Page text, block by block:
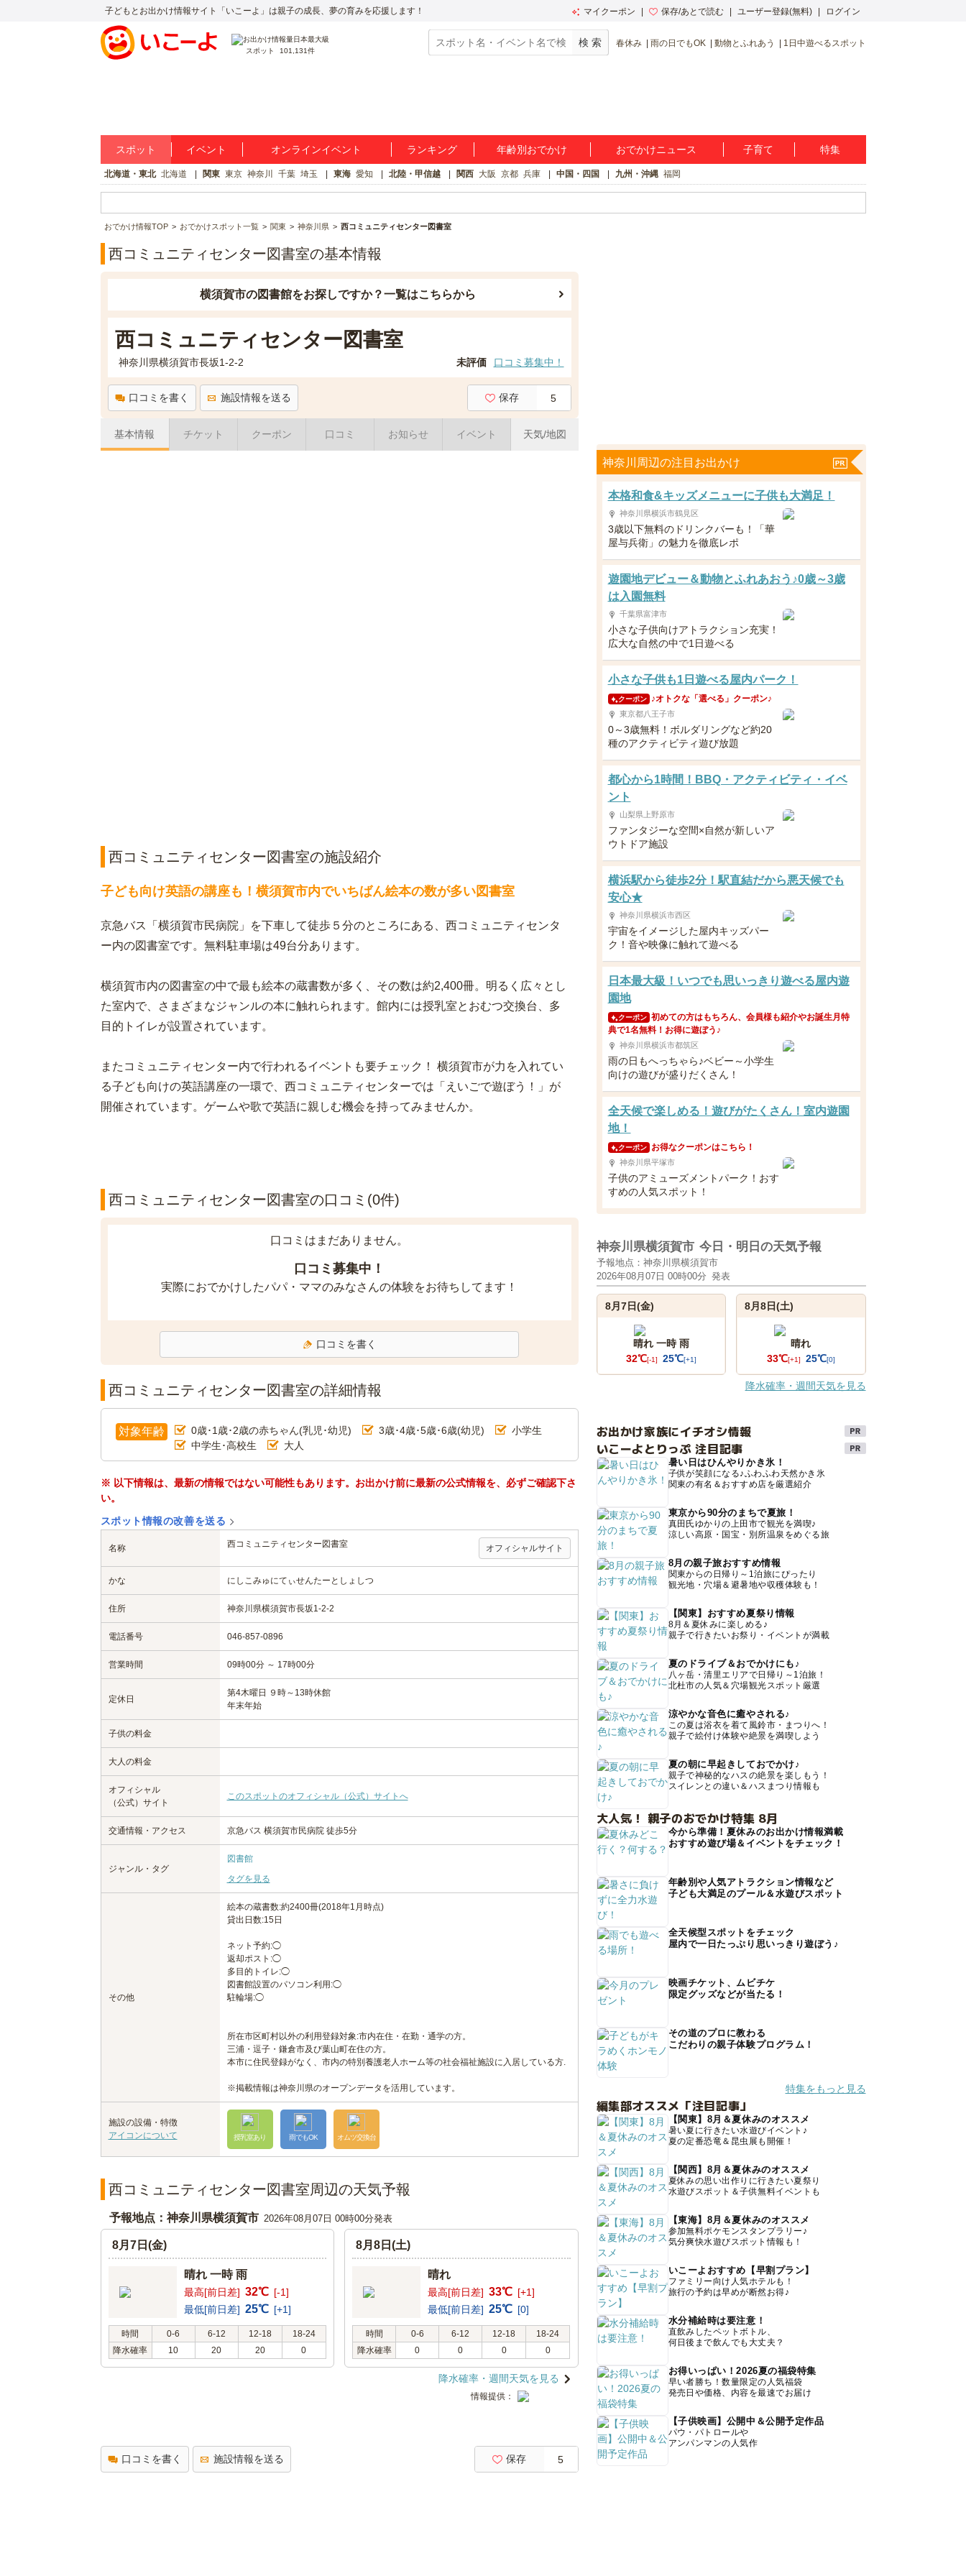
子どもとお出かけ情報サイト「いこーよ」は親子の成長、夢の育みを応援します！ マイクーポン 保存/あとで読む ユーザー登録(無料) ログイン
スポット 101,131件
春休み 雨の日でもOK 動物とふれあう 1日中遊べるスポット
スポット イベント オンラインイベント ランキング 年齢別おでかけ おでかけニュース 子育て 特集
北海道・東北 北海道 関東 東京 神奈川 千葉 埼玉 東海 愛知 北陸・甲信越 関西 大阪 京都 兵庫 中国・四国 九州・沖縄 福岡
おでかけ情報TOP おでかけスポット一覧 関東 神奈川県 西コミュニティセンター図書室
西コミュニティセンター図書室の基本情報
横須賀市の図書館をお探しですか？一覧はこちらから
西コミュニティセンター図書室
神奈川県横須賀市長坂1-2-2 未評価 口コミ募集中！
口コミを書く 施設情報を送る 保存 5
基本情報 チケット クーポン 口コミ お知らせ イベント 天気/地図
西コミュニティセンター図書室の施設紹介
子ども向け英語の講座も！横須賀市内でいちばん絵本の数が多い図書室
京急バス「横須賀市民病院」を下車して徒歩５分のところにある、西コミュニティセンタ
ー内の図書室です。無料駐車場は49台分あります。
横須賀市内の図書室の中で最も絵本の蔵書数が多く、その数は約2,400冊。明るく広々とし
た室内で、さまざまなジャンルの本に触れられます。館内には授乳室とおむつ交換台、多
目的トイレが設置されています。
またコミュニティセンター内で行われるイベントも要チェック！ 横須賀市が力を入れてい
る子ども向けの英語講座の一環で、西コミュニティセンターでは「えいごで遊ぼう！」が
開催されています。ゲームや歌で英語に親しむ機会を持ってみませんか。
西コミュニティセンター図書室の口コミ(0件)
口コミはまだありません。
口コミ募集中！
実際におでかけしたパパ・ママのみなさんの体験をお待ちしてます！
口コミを書く
西コミュニティセンター図書室の詳細情報
対象年齢 0歳･1歳･2歳の赤ちゃん(乳児･幼児) 3歳･4歳･5歳･6歳(幼児)
小学生
中学生･高校生
大人
※ 以下情報は、最新の情報ではない可能性もあります。お出かけ前に最新の公式情報を、必ずご確認下さ
い。
スポット情報の改善を送る
名称 西コミュニティセンター図書室 オフィシャルサイト
かな にしこみゅにてぃせんたーとしょしつ
住所 神奈川県横須賀市長坂1-2-2
電話番号 046-857-0896
営業時間 09時00分 ～ 17時00分
定休日
第4木曜日 ９時～13時休館
年末年始
子供の料金
大人の料金
オフィシャル
（公式）サイト
このスポットのオフィシャル（公式）サイトへ
交通情報・アクセス 京急バス 横須賀市民病院 徒歩5分
ジャンル・タグ
図書館
タグを見る
その他
絵本の蔵書数:約2400冊(2018年1月時点)
貸出日数:15日
ネット予約:◯
返却ポスト:◯
多目的トイレ:◯
図書館設置のパソコン利用:◯
駐輪場:◯
所在市区町村以外の利用登録対象:市内在住・在勤・通学の方。
三浦・逗子・鎌倉市及び葉山町在住の方。
本市に住民登録がなく、市内の特別養護老人ホーム等の社会福祉施設に入居している方.
※掲載情報は神奈川県のオープンデータを活用しています。
施設の設備・特徴
アイコンについて
授乳室あり 雨でもOK オムツ交換台
西コミュニティセンター図書室周辺の天気予報
予報地点：神奈川県横須賀市 2026年08月07日 00時00分発表
8月7日(金)
晴れ 一時 雨
最高[前日差] 32℃ [-1]
最低[前日差] 25℃ [+1]
時間 0-6 6-12 12-18
18-24
降水確率
10 20 20 0
8月8日(土)
晴れ
最高[前日差] 33℃ [+1]
最低[前日差] 25℃ [0]
時間 0-6 6-12 12-18
18-24
降水確率
0 0 0 0
降水確率・週間天気を見る
情報提供：
口コミを書く 施設情報を送る 保存 5
神奈川周辺の注目お出かけ
本格和食&キッズメニューに子供も大満足！
神奈川県横浜市鶴見区
3歳以下無料のドリンクバーも！「華
屋与兵衛」の魅力を徹底レポ
遊園地デビュー＆動物とふれあおう♪0歳～3歳
は入園無料
千葉県富津市
小さな子供向けアトラクション充実！
広大な自然の中で1日遊べる
小さな子供も1日遊べる屋内パーク！
クーポン ♪オトクな「選べる」クーポン♪
東京都八王子市
0～3歳無料！ボルダリングなど約20
種のアクティビティ遊び放題
都心から1時間！BBQ・アクティビティ・イベ
ント
山梨県上野原市
ファンタジーな空間×自然が新しいア
ウトドア施設
横浜駅から徒歩2分！駅直結だから悪天候でも
安心★
神奈川県横浜市西区
宇宙をイメージした屋内キッズパー
ク！音や映像に触れて遊べる
日本最大級！いつでも思いっきり遊べる屋内遊
園地
クーポン 初めての方はもちろん、会員様も紹介やお誕生月特
典で1名無料！お得に遊ぼう♪
神奈川県横浜市都筑区
雨の日もへっちゃら♪ベビー～小学生
向けの遊びが盛りだくさん！
全天候で楽しめる！遊びがたくさん！室内遊園
地！
クーポン お得なクーポンはこちら！
神奈川県平塚市
子供のアミューズメントパーク！おす
すめの人気スポット！
神奈川県横須賀市 今日・明日の天気予報
予報地点：神奈川県横須賀市
2026年08月07日 00時00分 発表
8月7日(金)
晴れ 一時 雨
32℃[-1] 25℃[+1]
8月8日(土)
晴れ
33℃[+1] 25℃[0]
降水確率・週間天気を見る
お出かけ家族にイチオシ情報
いこーよとりっぷ 注目記事
暑い日はひんやりかき氷！
子供が笑顔になる♪ふわふわ天然かき氷
関東の有名＆おすすめ店を厳選紹介
東京から90分のまちで夏旅！
真田氏ゆかりの上田市で観光を満喫♪
涼しい高原・国宝・別所温泉をめぐる旅
8月の親子旅おすすめ情報
関東からの日帰り～1泊旅にぴったり
観光地・穴場＆避暑地や収穫体験も！
【関東】おすすめ夏祭り情報
8月＆夏休みに楽しめる♪
親子で行きたいお祭り・イベントが満載
夏のドライブ＆おでかけにも♪
八ヶ岳・清里エリアで日帰り～1泊旅！
北杜市の人気＆穴場観光スポット厳選
涼やかな音色に癒やされる♪
この夏は浴衣を着て風鈴市・まつりへ！
親子で絵付け体験や絶景を満喫しよう
夏の朝に早起きしておでかけ♪
親子で神秘的なハスの絶景を楽しもう！
スイレンとの違い＆ハスまつり情報も
大人気！ 親子のおでかけ特集 8月
今から準備！夏休みのお出かけ情報満載
おすすめ遊び場＆イベントをチェック！
年齢別や人気アトラクション情報など
子ども大満足のプール＆水遊びスポット
全天候型スポットをチェック
屋内で一日たっぷり思いっきり遊ぼう♪
映画チケット、ムビチケ
限定グッズなどが当たる！
その道のプロに教わる
こだわりの親子体験プログラム！
特集をもっと見る
編集部オススメ「注目記事」
【関東】8月＆夏休みのオススメ
暑い夏に行きたい水遊びイベント♪
夏の定番恐竜＆昆虫展も開催！
【関西】8月＆夏休みのオススメ
夏休みの思い出作りに行きたい夏祭り
水遊びスポット＆子供無料イベントも
【東海】8月＆夏休みのオススメ
参加無料ポケモンスタンプラリー♪
気分爽快水遊びスポット情報も！
いこーよおすすめ【早割プラン】
ファミリー向け人気ホテルも！
旅行の予約は早めが断然お得♪
水分補給時は要注意！
直飲みしたペットボトル、
何日後まで飲んでも大丈夫？
お得いっぱい！2026夏の福袋特集
早い者勝ち！数量限定の人気福袋
発売日や価格、内容を最速でお届け
【子供映画】公開中＆公開予定作品
パウ・パトロールや
アンパンマンの人気作